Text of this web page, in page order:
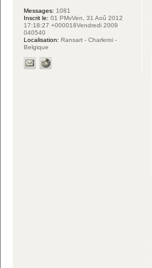
Messages: 1081
Inscrit le: 01 PMvVen, 31 Aoû 2012
17:18:27 +000018Vendredi 2009
040540
Localisation: Ransart - Charleroi -
Belgique